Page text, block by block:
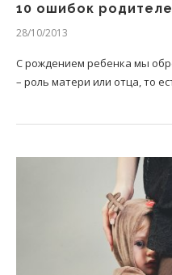
10 ошибок
28/10/2013
С рождением ребенка мы
– роль матери или отца, то